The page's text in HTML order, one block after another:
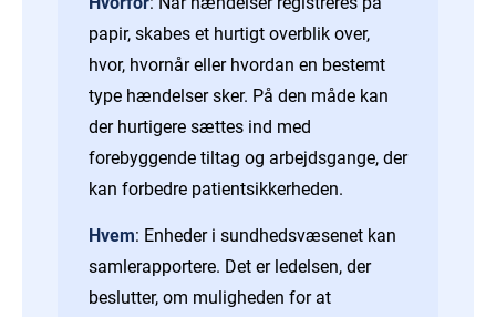
papir, skabes et hurtigt overblik over,
hvor, hvornår eller hvordan en bestemt
type hændelser sker. På den måde kan
der hurtigere sættes ind med
forebyggende tiltag og arbejdsgange, der
kan forbedre patientsikkerheden.
Hvem: Enheder i sundhedsvæsenet kan
samlerapportere. Det er ledelsen, der
beslutter, om muligheden for at